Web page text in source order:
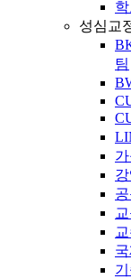
성심교
팀